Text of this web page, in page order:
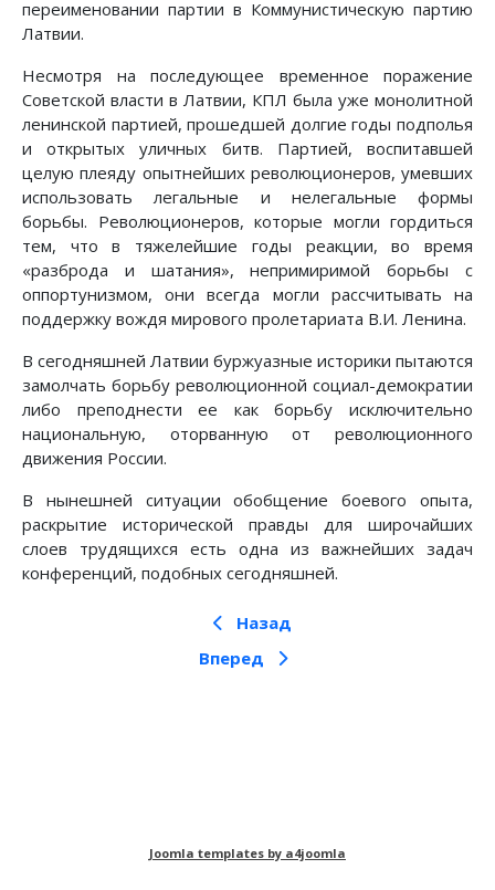
переименовании партии в Коммунистическую партию
Латвии.
Несмотря на последующее временное поражение
Советской власти в Латвии, КПЛ была уже монолитной
ленинской партией, прошедшей долгие годы подполья
и открытых уличных битв. Партией, воспитавшей
целую плеяду опытнейших революционеров, умевших
использовать легальные и нелегальные формы
борьбы. Революционеров, которые могли гордиться
тем, что в тяжелейшие годы реакции, во время
«разброда и шатания», непримиримой борьбы с
оппортунизмом, они всегда могли рассчитывать на
поддержку вождя мирового пролетариата В.И. Ленина.
В сегодняшней Латвии буржуазные историки пытаются
замолчать борьбу революционной социал-демократии
либо преподнести ее как борьбу исключительно
национальную, оторванную от революционного
движения России.
В нынешней ситуации обобщение боевого опыта,
раскрытие исторической правды для широчайших
слоев трудящихся есть одна из важнейших задач
конференций, подобных сегодняшней.
Назад
Вперед
Joomla templates by a4joomla